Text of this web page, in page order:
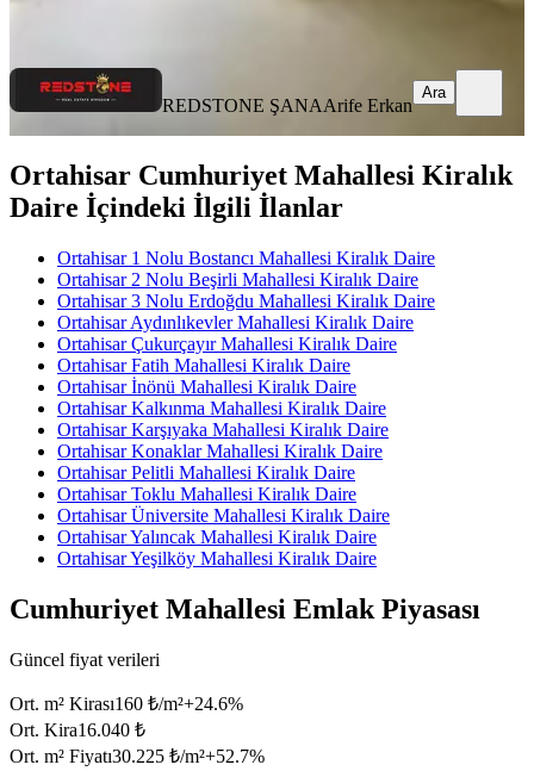
REDSTONE ŞANAArife Erkan
Ara
Ortahisar Cumhuriyet Mahallesi Kiralık
Daire İçindeki İlgili İlanlar
Ortahisar 1 Nolu Bostancı Mahallesi Kiralık Daire
Ortahisar 2 Nolu Beşirli Mahallesi Kiralık Daire
Ortahisar 3 Nolu Erdoğdu Mahallesi Kiralık Daire
Ortahisar Aydınlıkevler Mahallesi Kiralık Daire
Ortahisar Çukurçayır Mahallesi Kiralık Daire
Ortahisar Fatih Mahallesi Kiralık Daire
Ortahisar İnönü Mahallesi Kiralık Daire
Ortahisar Kalkınma Mahallesi Kiralık Daire
Ortahisar Karşıyaka Mahallesi Kiralık Daire
Ortahisar Konaklar Mahallesi Kiralık Daire
Ortahisar Pelitli Mahallesi Kiralık Daire
Ortahisar Toklu Mahallesi Kiralık Daire
Ortahisar Üniversite Mahallesi Kiralık Daire
Ortahisar Yalıncak Mahallesi Kiralık Daire
Ortahisar Yeşilköy Mahallesi Kiralık Daire
Cumhuriyet Mahallesi Emlak Piyasası
Güncel fiyat verileri
Ort. m² Kirası160 ₺/m²+24.6%
Ort. Kira16.040 ₺
Ort. m² Fiyatı30.225 ₺/m²+52.7%